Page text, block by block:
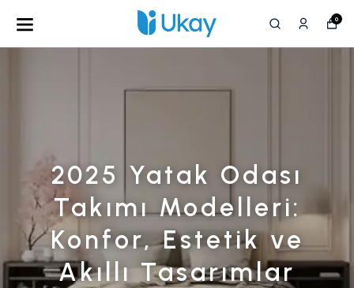
0
2025 Yatak Odası
Takımı Modelleri:
Konfor, Estetik ve
Akıllı Tasarımlar